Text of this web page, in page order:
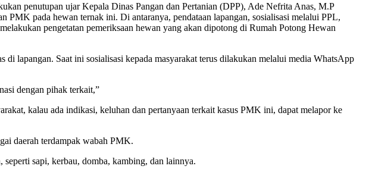
penutupan ujar Kepala Dinas Pangan dan Pertanian (DPP), Ade Nefrita Anas, M.P
pada hewan ternak ini. Di antaranya, pendataan lapangan, sosialisasi melalui PPL,
pengetatan pemeriksaan hewan yang akan dipotong di Rumah Potong Hewan
lapangan. Saat ini sosialisasi kepada masyarakat terus dilakukan melalui media WhatsApp
dengan pihak terkait,”
kalau ada indikasi, keluhan dan pertanyaan terkait kasus PMK ini, dapat melapor ke
daerah terdampak wabah PMK.
sapi, kerbau, domba, kambing, dan lainnya.